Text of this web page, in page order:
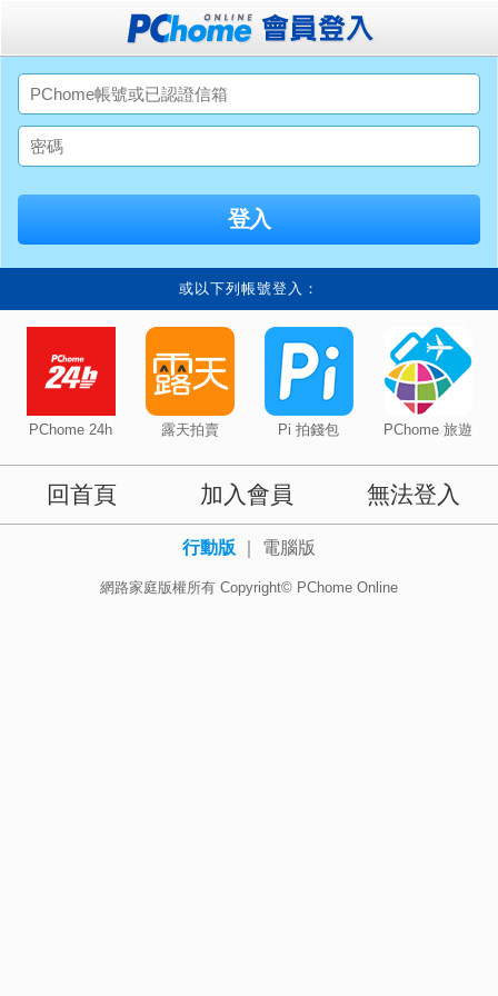
或以下列帳號登入：
PChome 24h 露天拍賣 Pi 拍錢包 PChome 旅遊
回首頁 加入會員 無法登入
行動版 電腦版
網路家庭版權所有 Copyright© PChome Online